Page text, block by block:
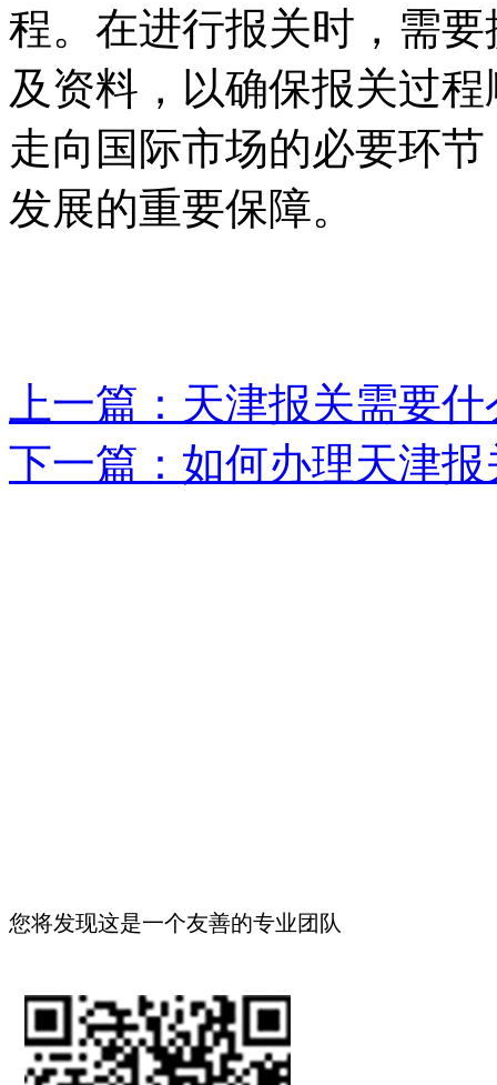
程。在进行报关时，需
及资料，以确保报关过
走向国际市场的必要环
发展的重要保障。
上一篇：天津报关需要
下一篇：如何办理天津
您将发现这是一个友善的专业团队